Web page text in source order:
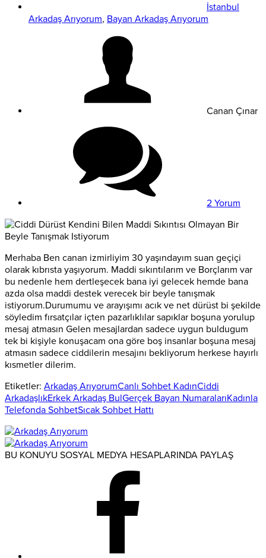
İstanbul
Arkadaş Arıyorum, Bayan Arkadaş Arıyorum
Canan Çınar
2 Yorum
Merhaba Ben canan izmirliyim 30 yaşındayım suan geçiçi
olarak kıbrısta yaşıyorum. Maddi sıkıntılarım ve Borçlarım var
bu nedenle hem dertleşecek bana iyi gelecek hemde bana
azda olsa maddi destek verecek bir beyle tanışmak
istiyorum.Durumumu ve arayışımı acık ve net dürüst bi şekilde
söyledim fırsatçılar içten pazarlıklılar sapıklar boşuna yorulup
mesaj atmasın Gelen mesajlardan sadece uygun buldugum
tek bi kişiyle konuşacam ona göre boş insanlar boşuna mesaj
atmasın sadece ciddilerin mesajını bekliyorum herkese hayırlı
kısmetler dilerim.
Etiketler: Arkadaş ArıyorumCanlı Sohbet KadınCiddi
ArkadaşlıkErkek Arkadaş BulGerçek Bayan NumaralarıKadınla
Telefonda SohbetSıcak Sohbet Hattı
BU KONUYU SOSYAL MEDYA HESAPLARINDA PAYLAŞ